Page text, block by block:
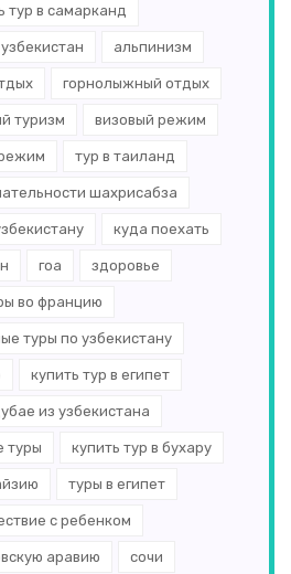
тур в самарканд
альпинизм
горнолыжный отдых
туризм визовый режим
тур в таиланд
шахрисабза
куда поехать
гоа здоровье
во францию
туры по узбекистану
купить тур в египет
из узбекистана
туры купить тур в бухару
туры в египет
с ребенком
аравию сочи